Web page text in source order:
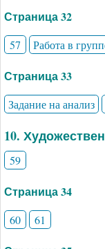
Страница 32
57 Работа в
Страница 33
Задание на анализ
10.
59
Страница 34
60 61